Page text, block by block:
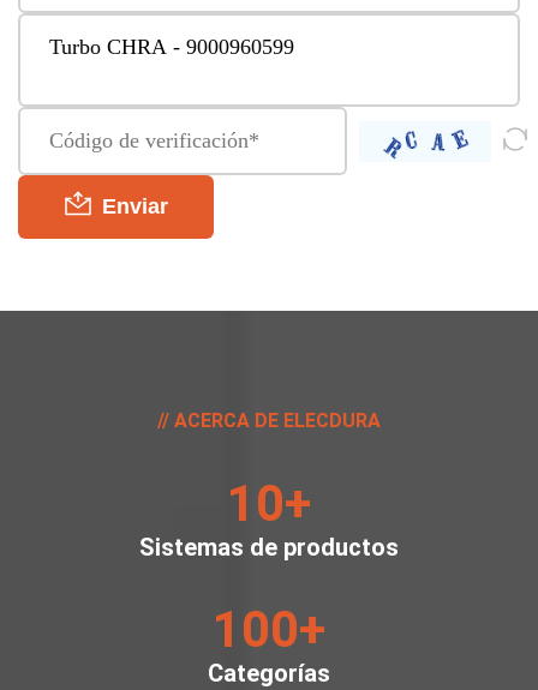
Enviar
ACERCA DE ELECDURA
10+
Sistemas de productos
100+
Categorías